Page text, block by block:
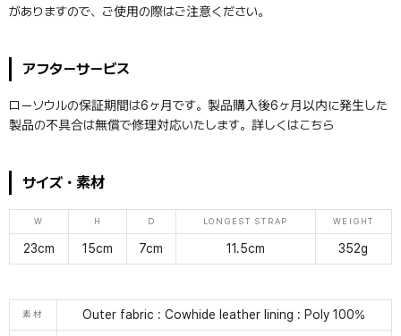
がありますので、ご使用の際はご注意ください。
アフターサービス
ローソウルの保証期間は6ヶ月です。製品購入後6ヶ月以内に発生した
製品の不具合は無償で修理対応いたします。詳しくはこちら
サイズ・素材
W H D LONGEST STRAP WEIGHT
23cm 15cm 7cm 11.5cm 352g
素材 Outer fabric : Cowhide leather lining : Poly 100%